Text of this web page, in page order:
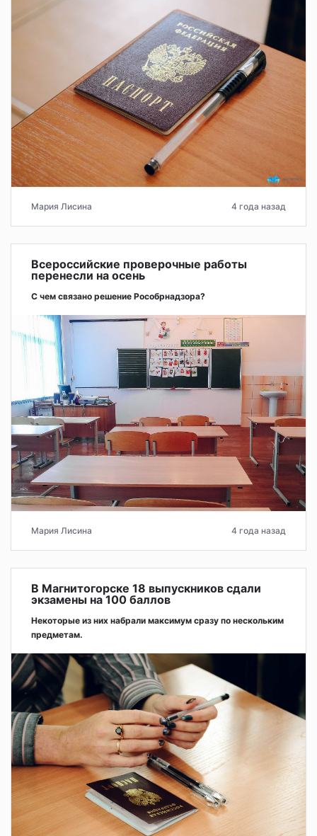
Мария Лисина 4 года назад
Всероссийские проверочные работы
перенесли на осень
С чем связано решение Рособрнадзора?
Мария Лисина 4 года назад
В Магнитогорске 18 выпускников сдали
экзамены на 100 баллов
Некоторые из них набрали максимум сразу по нескольким
предметам.